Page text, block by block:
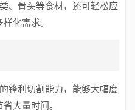
、骨头等食材，还可轻松应
化需求。
锋利切割能力，能够大幅度
大量时间。